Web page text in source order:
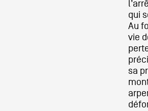
qui
Au
vie
sa